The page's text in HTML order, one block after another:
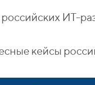
ИТ-
кейсы